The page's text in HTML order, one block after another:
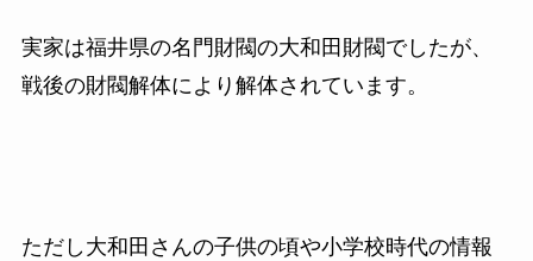
実家は福井県の名門財閥の大和田財閥でしたが、
戦後の財閥解体により解体されています。
ただし大和田さんの子供の頃や小学校時代の情報